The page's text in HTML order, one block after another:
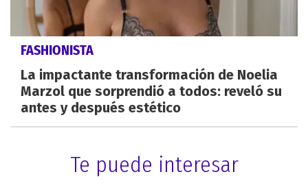
FASHIONISTA
La impactante transformación de Noelia
Marzol que sorprendió a todos: reveló su
antes y después estético
Te puede interesar